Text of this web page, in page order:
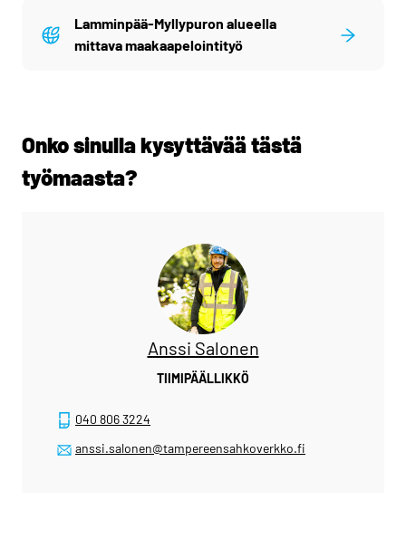
Lamminpää-Myllypuron alueella
mittava maakaapelointityö
Onko sinulla kysyttävää tästä
työmaasta?
Anssi Salonen
TIIMIPÄÄLLIKKÖ
040 806 3224
anssi.salonen@tampereensahkoverkko.fi